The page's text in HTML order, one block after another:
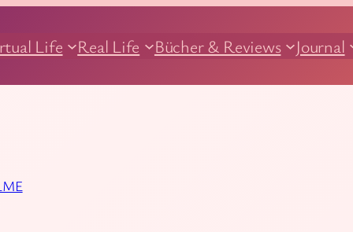
Life Real Life Bücher & Reviews Journal